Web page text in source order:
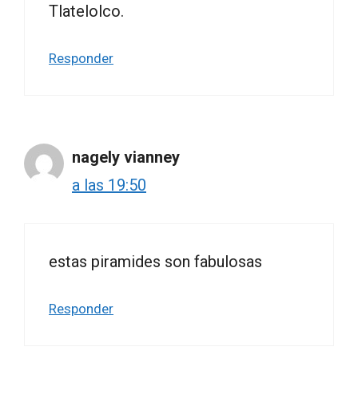
Tlatelolco.
Responder
nagely vianney
a las 19:50
estas piramides son fabulosas
Responder